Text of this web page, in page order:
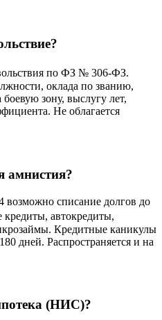
по ФЗ № 306-ФЗ.
оклада по званию,
зону, выслугу лет,
Не облагается
амнистия?
списание долгов до
кредиты, автокредиты,
Кредитные каникулы
дней. Распространяется и на
(НИС)?